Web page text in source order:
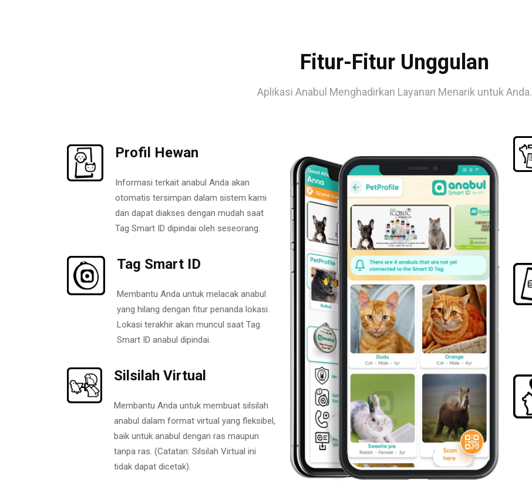
Fitur-Fitur Unggulan
Aplikasi Anabul Menghadirkan Layanan Menarik untuk Anda.
Profil Hewan
Informasi terkait anabul Anda akan
otomatis tersimpan dalam sistem kami
dan dapat diakses dengan mudah saat
Tag Smart ID dipindai oleh seseorang.
Tag Smart ID
Membantu Anda untuk melacak anabul
yang hilang dengan fitur penanda lokasi.
Lokasi terakhir akan muncul saat Tag
Smart ID anabul dipindai.
Silsilah Virtual
Membantu Anda untuk membuat silsilah
anabul dalam format virtual yang fleksibel,
baik untuk anabul dengan ras maupun
tanpa ras. (Catatan: Silsilah Virtual ini
tidak dapat dicetak).